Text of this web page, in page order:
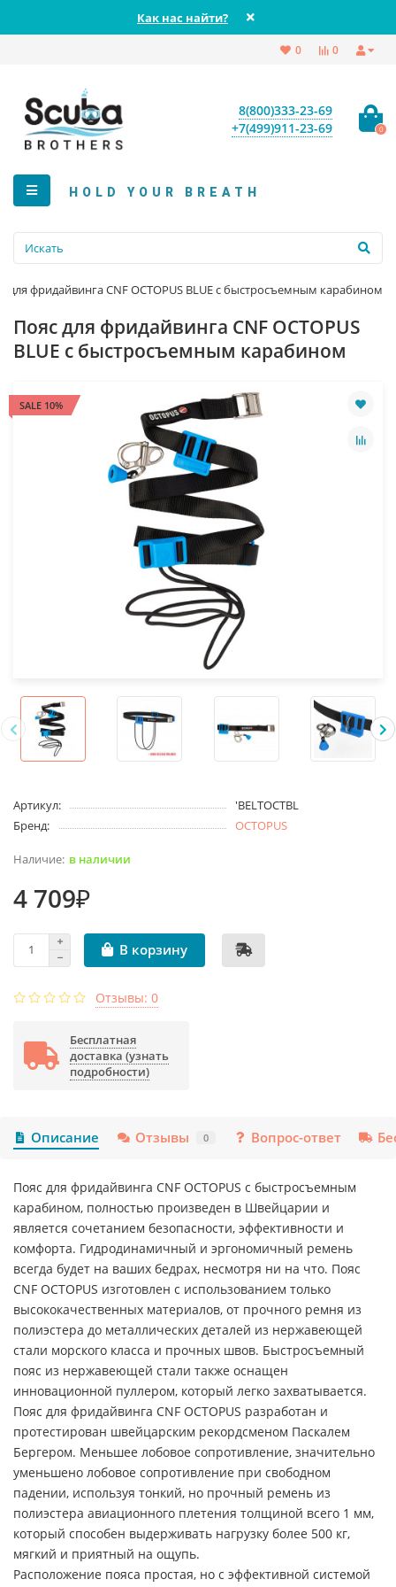
Как нас найти?
0
0
8(800)333-23-69
+7(499)911-23-69
0
HOLD YOUR BREATH
для фридайвинга CNF OCTOPUS BLUE с быстросъемным карабином
Пояс для фридайвинга CNF OCTOPUS
BLUE с быстросъемным карабином
SALE 10%
Артикул:
'BELTOCTBL
Бренд:
OCTOPUS
в наличии
4 709₽
В корзину
Отзывы: 0
Бесплатная
доставка (узнать
подробности)
Описание Отзывы 0 Вопрос-ответ
Пояс для фридайвинга CNF OCTOPUS с быстросъемным
карабином, полностью произведен в Швейцарии и
является сочетанием безопасности, эффективности и
комфорта. Гидродинамичный и эргономичный ремень
всегда будет на ваших бедрах, несмотря ни на что. Пояс
CNF OCTOPUS изготовлен с использованием только
высококачественных материалов, от прочного ремня из
полиэстера до металлических деталей из нержавеющей
стали морского класса и прочных швов. Быстросъемный
пояс из нержавеющей стали также оснащен
инновационной пуллером, который легко захватывается.
Пояс для фридайвинга CNF OCTOPUS разработан и
протестирован швейцарским рекордсменом Паскалем
Бергером. Меньшее лобовое сопротивление, значительно
уменьшено лобовое сопротивление при свободном
падении, используя тонкий, но прочный ремень из
полиэстера авиационного плетения толщиной всего 1 мм,
который способен выдерживать нагрузку более 500 кг,
мягкий и приятный на ощупь.
Расположение пояса простая, но с эффективной системой